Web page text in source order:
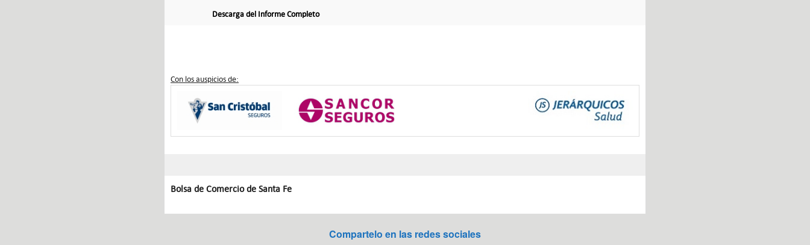
Descarga del Informe Completo
Con los auspicios de:
Bolsa de Comercio de Santa Fe
Compartelo en las redes sociales